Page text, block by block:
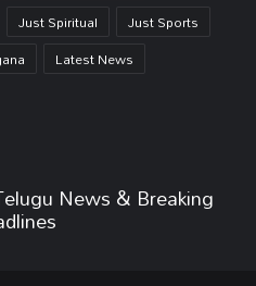
Just Spiritual
Just Sports
Latest News
News & Breaking